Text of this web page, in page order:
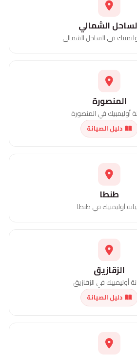
الشمالي
في الساحل الشمالي
المنصورة
أوليمبيك في المنصورة
دليل الصيانة
طنطا
أوليمبيك في طنطا
الزقازيق
أوليمبيك في الزقازيق
دليل الصيانة